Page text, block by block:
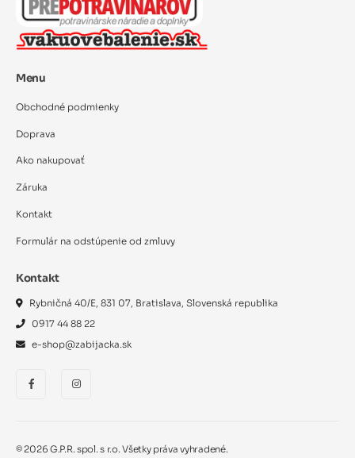
Menu
Obchodné podmienky
Doprava
Ako nakupovať
Záruka
Kontakt
Formulár na odstúpenie od zmluvy
Kontakt
Rybničná 40/E, 831 07, Bratislava, Slovenská republika
0917 44 88 22
e-shop@zabijacka.sk
© 2026 G.P.R. spol. s r.o. Všetky práva vyhradené.